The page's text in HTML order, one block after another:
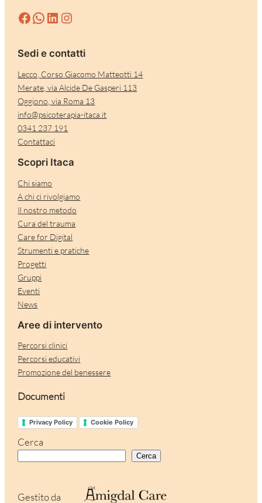
Facebook WhatsApp LinkedIn Instagram
Sedi e contatti
Lecco, Corso Giacomo Matteotti 14
Merate, via Alcide De Gasperi 113
Oggiono, via Roma 13
info@psicoterapia-itaca.it
0341 237 191
Contattaci
Scopri Itaca
Chi siamo
A chi ci rivolgiamo
Il nostro metodo
Cura del trauma
Care for Digital
Strumenti e pratiche
Progetti
Gruppi
Eventi
News
Aree di intervento
Percorsi clinici
Percorsi educativi
Promozione del benessere
Documenti
Privacy Policy Cookie Policy
Cerca
Cerca
Gestito da